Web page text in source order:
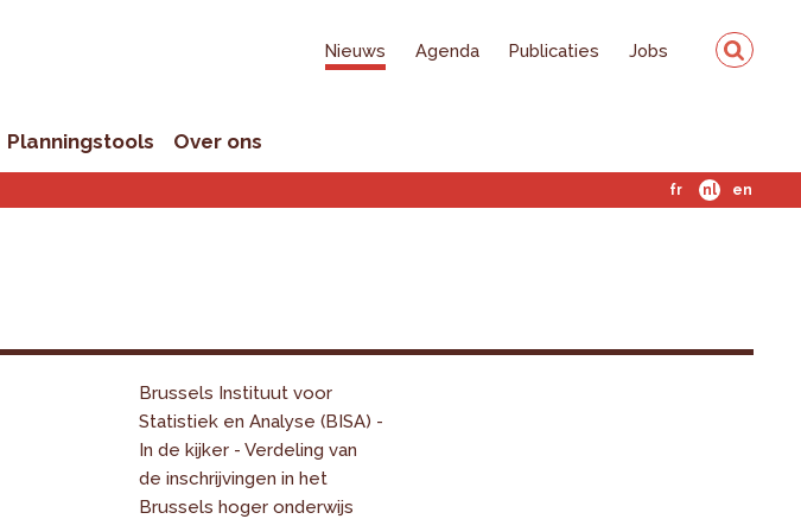
Nieuws Agenda Publicaties Jobs
Planningstools Over ons
fr nl en
Brussels Instituut voor
Statistiek en Analyse (BISA) -
In de kijker - Verdeling van
de inschrijvingen in het
Brussels hoger onderwijs